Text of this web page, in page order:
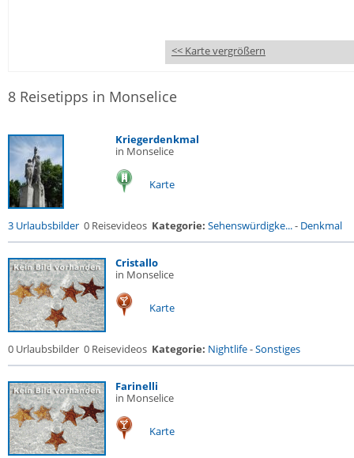
<< Karte vergrößern
8 Reisetipps in Monselice
Kriegerdenkmal
in Monselice
Karte
3 Urlaubsbilder 0 Reisevideos Kategorie: Sehenswürdigke...- Denkmal
Cristallo
in Monselice
Karte
0 Urlaubsbilder 0 Reisevideos Kategorie: Nightlife-Sonstiges
Farinelli
in Monselice
Karte